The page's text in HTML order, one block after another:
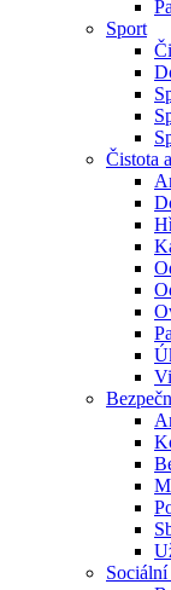
Sport
Čistota
Sociální